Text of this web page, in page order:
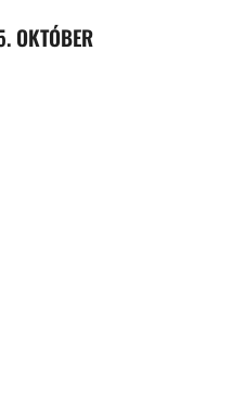
OKTÓBER